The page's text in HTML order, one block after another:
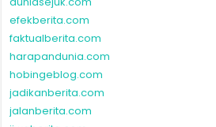
efekberita.com
faktualberita.com
harapandunia.com
hobingeblog.com
jadikanberita.com
jalanberita.com